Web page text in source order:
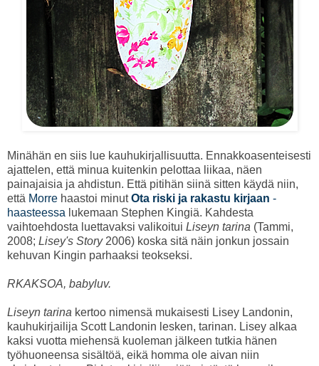
Minähän en siis lue kauhukirjallisuutta. Ennakkoasenteisesti
ajattelen, että minua kuitenkin pelottaa liikaa, näen
painajaisia ja ahdistun. Että pitihän siinä sitten käydä niin,
että Morre haastoi minutOta riski ja rakastu kirjaan -
haasteessa lukemaan Stephen Kingiä. Kahdesta
vaihtoehdosta luettavaksi valikoitui Liseyn tarina (Tammi,
2008; Lisey's Story 2006) koska sitä näin jonkun jossain
kehuvan Kingin parhaaksi teokseksi.
RKAKSOA, babyluv.
Liseyn tarina kertoo nimensä mukaisesti Lisey Landonin,
kauhukirjailija Scott Landonin lesken, tarinan. Lisey alkaa
kaksi vuotta miehensä kuoleman jälkeen tutkia hänen
työhuoneensa sisältöä, eikä homma ole aivan niin